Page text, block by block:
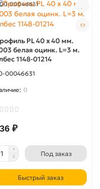
00-00046631
PL 40 x 40 мм.
белая оцинк. L=3 м.
1148-01214
00046631
0
₽
Под заказ
Быстрый заказ